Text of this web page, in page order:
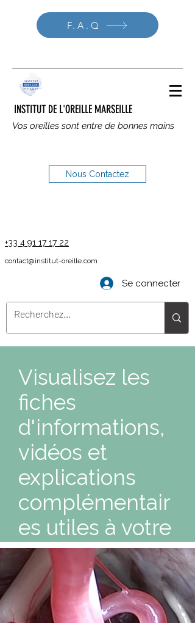
F.A.Q
INSTITUT DE L'OREILLE MARSEILLE
Vos oreilles sont entre de bonnes mains
Nous Contactez
+33 4 91 17 17 22
contact@institut-oreille.com
Se connecter
Visualisez les
fiches
d'informations,
vidéos et
explications
complémentair
es utiles à votre
prise en charge